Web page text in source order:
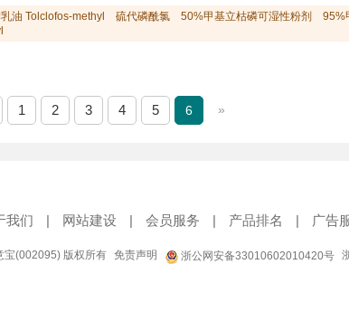
油 Tolclofos-methyl 硫代磷酰氯 50%甲基立枯磷可湿性粉剂
95%
1 2 3 4 5 6 »
我们 | 网站建设 | 会员服务 | 产品排名 | 广告
宝(002095) 版权所有 免责声明 浙公网安备33010602010420号